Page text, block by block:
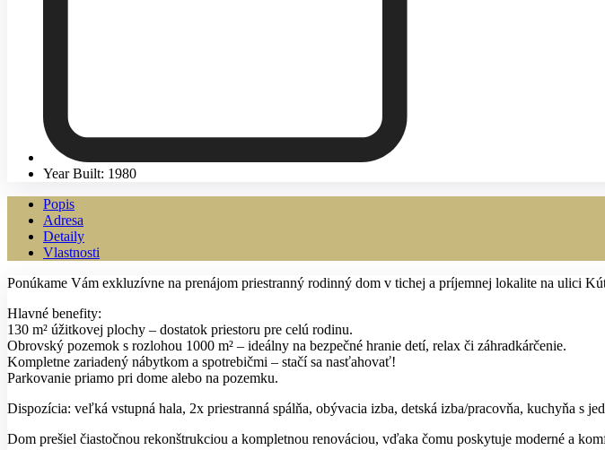
Year Built: 1980
Popis
Adresa
Detaily
Vlastnosti
Ponúkame Vám exkluzívne na prenájom priestranný rodinný dom v tichej a príjemnej lokalite na ulici
Hlavné benefity:
130 m² úžitkovej plochy – dostatok priestoru pre celú rodinu.
Obrovský pozemok s rozlohou 1000 m² – ideálny na bezpečné hranie detí, relax či záhradkárčenie.
Kompletne zariadený nábytkom a spotrebičmi – stačí sa nasťahovať!
Parkovanie priamo pri dome alebo na pozemku.
Dispozícia: veľká vstupná hala, 2x priestranná spálňa, obývacia izba, detská izba/pracovňa, kuchyňa s
Dom prešiel čiastočnou rekonštrukciou a kompletnou renováciou, vďaka čomu poskytuje moderné a